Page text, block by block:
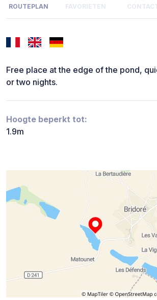
ROUTEPLAN FAVORIETEN
Free place at the edge of the pond,
or two nights.
Hoogte beperkt tot:
1.9m